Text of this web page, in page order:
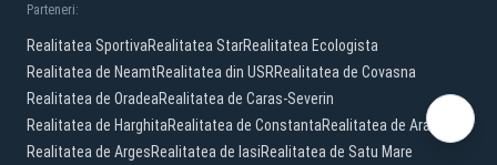
Parteneri:
Realitatea SportivaRealitatea StarRealitatea Ecologista
Realitatea de NeamtRealitatea din USRRealitatea de Covasna
Realitatea de OradeaRealitatea de Caras-Severin
Realitatea de HarghitaRealitatea de ConstantaRealitatea de Arad
Realitatea de ArgesRealitatea de IasiRealitatea de Satu Mare